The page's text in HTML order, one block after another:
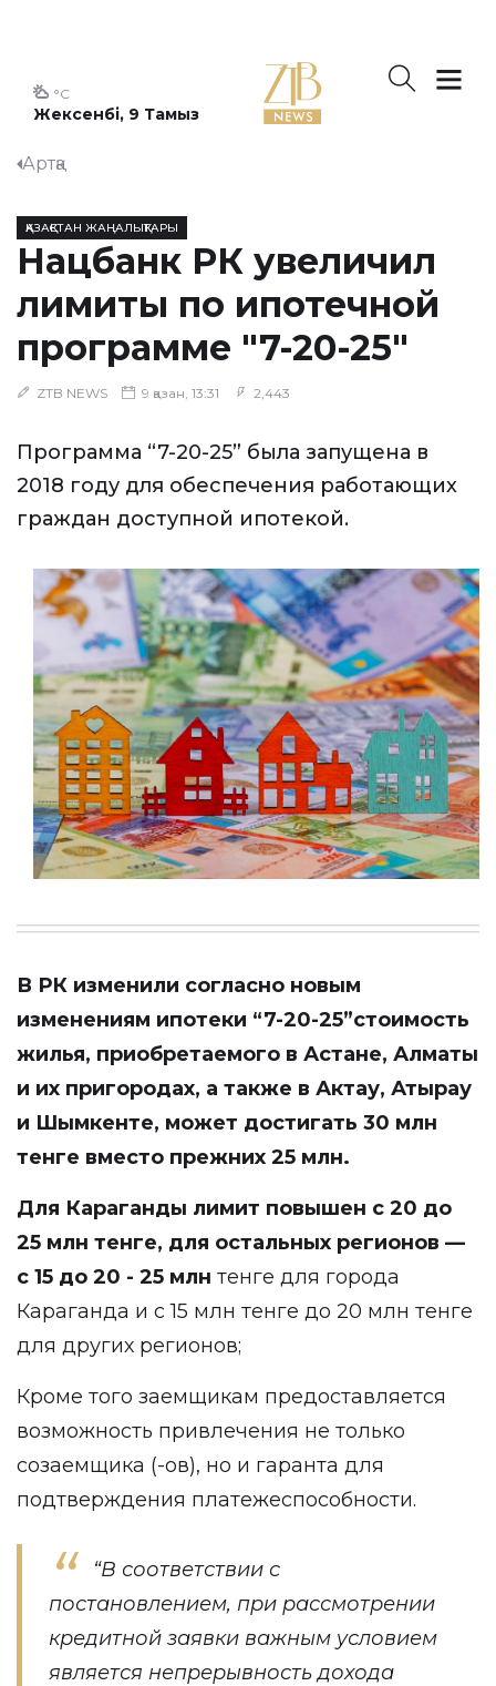
Жексенбі, 9 Тамыз
°C
Артқа
ҚАЗАҚСТАН ЖАҢАЛЫҚТАРЫ
Нацбанк РК увеличил
лимиты по ипотечной
программе "7-20-25"
ZTB NEWS 9 қазан, 13:31 2,443
Программа “7-20-25” была запущена в
2018 году для обеспечения работающих
граждан доступной ипотекой.
В РК изменили согласно новым
изменениям ипотеки “7-20-25”стоимость
жилья, приобретаемого в Астане, Алматы
и их пригородах, а также в Актау, Атырау
и Шымкенте, может достигать 30 млн
тенге вместо прежних 25 млн.
Для Караганды лимит повышен с 20 до
25 млн тенге, для остальных регионов —
с 15 до 20 - 25 млн тенге для города
Караганда и с 15 млн тенге до 20 млн тенге
для других регионов;
Кроме того заемщикам предоставляется
возможность привлечения не только
созаемщика (-ов), но и гаранта для
подтверждения платежеспособности.
“В соответствии с
постановлением, при рассмотрении
кредитной заявки важным условием
является непрерывность дохода